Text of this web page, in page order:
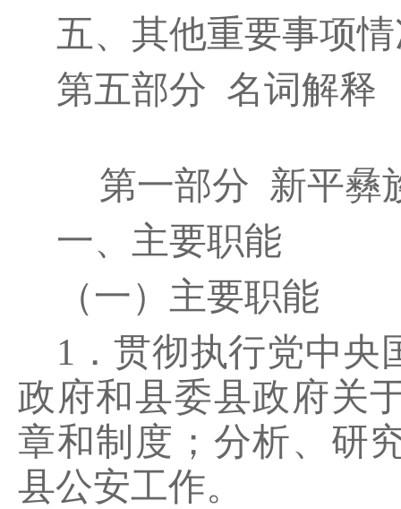
五、其他重要事项
第五部分 名词解释
第一部分 新平彝
一、主要职能
（一）主要职能
1．贯彻执行党中央
政府和县委县政府关
章和制度；分析、研
县公安工作。